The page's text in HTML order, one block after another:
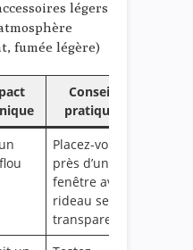
légers
fumée légère)
Conseils
pratiques
Placez-vous
près d’une
fenêtre avec
rideau semi-
transparent